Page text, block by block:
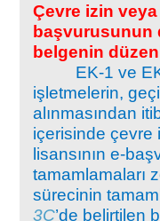
Çevre izin
başvurusunun
belgenin
EK-1 ve
işletmelerin,
alınmasından
içerisinde çevre
lisansının e-
tamamlamaları
sürecinin
3C’de belirtilen